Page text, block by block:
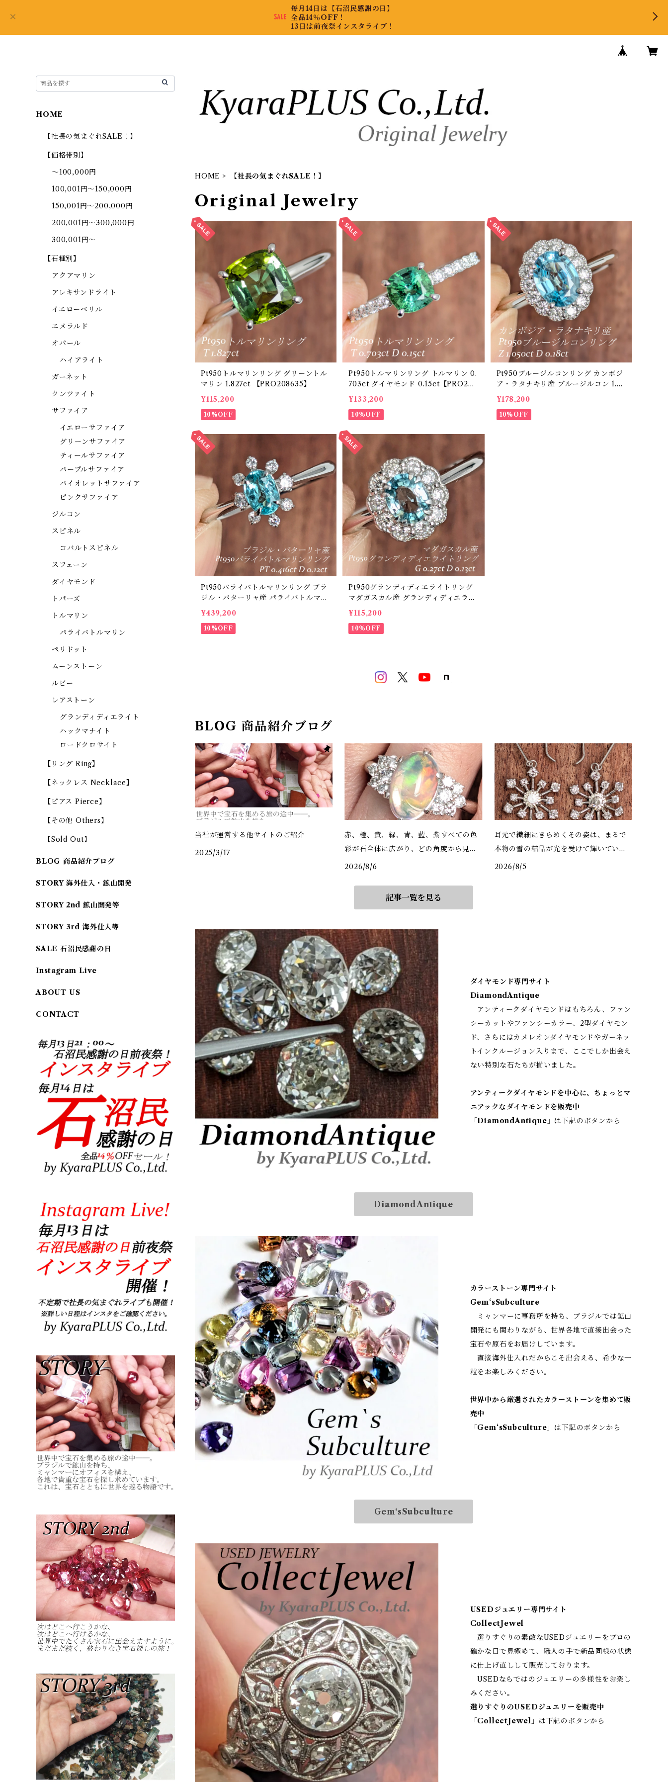
毎月14日は【石沼民感謝の日】
全品14％OFF！
13日は前夜祭インスタライブ！
HOME 【社長の気まぐれSALE！】
Original Jewelry
Pt950トルマリンリング グリーントル
マリン 1.827ct 【PRO208635】
¥115,200
10%OFF
Pt950トルマリンリング トルマリン 0.
703ct ダイヤモンド 0.15ct【PRO208
634】
¥133,200
10%OFF
Pt950ブルージルコンリング カンボジ
ア・ラタナキリ産 ブルージルコン 1.05
0ct ダイヤモンド 0.18ct【PRO20868
¥178,200
10%OFF
Pt950パライバトルマリンリング ブラ
ジル・バターリャ産 パライバトルマリ
ン 0.416ct ダイヤモンド 0.12ct【PR
O207538】
¥439,200
10%OFF
Pt950グランディディエライトリング
マダガスカル産 グランディディエライ
ト 0.27ct ダイヤモンド 0.13ct【PRO
207118】
¥115,200
10%OFF
BLOG 商品紹介ブログ
当社が運営する他サイトのご紹介
2025/3/17
赤、橙、黄、緑、青、藍、紫――すべての色
彩が石全体に広がり、どの角度から見て
も申し分のない美しさ
2026/8/6
耳元で繊細にきらめくその姿は、まるで
本物の雪の結晶が光を受けて輝いている
かのよう
2026/8/5
記事一覧を見る
ダイヤモンド専門サイト
DiamondAntique
アンティークダイヤモンドはもちろん、ファン
シーカットやファンシーカラー、2型ダイヤモン
ド、さらにはカメレオンダイヤモンドやガーネッ
トインクルージョン入りまで、ここでしか出会え
ない特別な石たちが揃いました。
アンティークダイヤモンドを中心に、ちょっとマ
ニアックなダイヤモンドを販売中
「DiamondAntique 」は下記のボタンから
DiamondAntique
カラーストーン専門サイト
Gem‘sSubculture
ミャンマーに事務所を持ち、ブラジルでは鉱山
開発にも関わりながら、世界各地で直接出会った
宝石や原石をお届けしています。
直接海外仕入れだからこそ出会える、希少な一
粒をお楽しみください。
世界中から厳選されたカラーストーンを集めて販
売中
「Gem‘sSubculture 」は下記のボタンから
Gem‘sSubculture
USEDジュエリー専門サイト
CollectJewel
選りすぐりの素敵なUSEDジュエリーをプロの
確かな目で見極めて、職人の手で新品同様の状態
に仕上げ直しして販売しております。
USEDならではのジュエリーの多様性をお楽し
みください。
選りすぐりのUSEDジュエリーを販売中
「CollectJewel 」は下記のボタンから
HOME
【社長の気まぐれSALE！】
【価格帯別】
～100,000円
100,001円～150,000円
150,001円～200,000円
200,001円～300,000円
300,001円～
【石種別】
アクアマリン
アレキサンドライト
イエローベリル
エメラルド
オパール
ハイアライト
ガーネット
クンツァイト
サファイア
イエローサファイア
グリーンサファイア
ティールサファイア
パープルサファイア
バイオレットサファイア
ピンクサファイア
ジルコン
スピネル
コバルトスピネル
スフェーン
ダイヤモンド
トパーズ
トルマリン
パライバトルマリン
ペリドット
ムーンストーン
ルビー
レアストーン
グランディディエライト
ハックマナイト
ロードクロサイト
【リング Ring】
【ネックレス Necklace】
【ピアス Pierce】
【その他 Others】
【Sold Out】
BLOG 商品紹介ブログ
STORY 海外仕入・鉱山開発
STORY 2nd 鉱山開発等
STORY 3rd 海外仕入等
SALE 石沼民感謝の日
Instagram Live
ABOUT US
CONTACT